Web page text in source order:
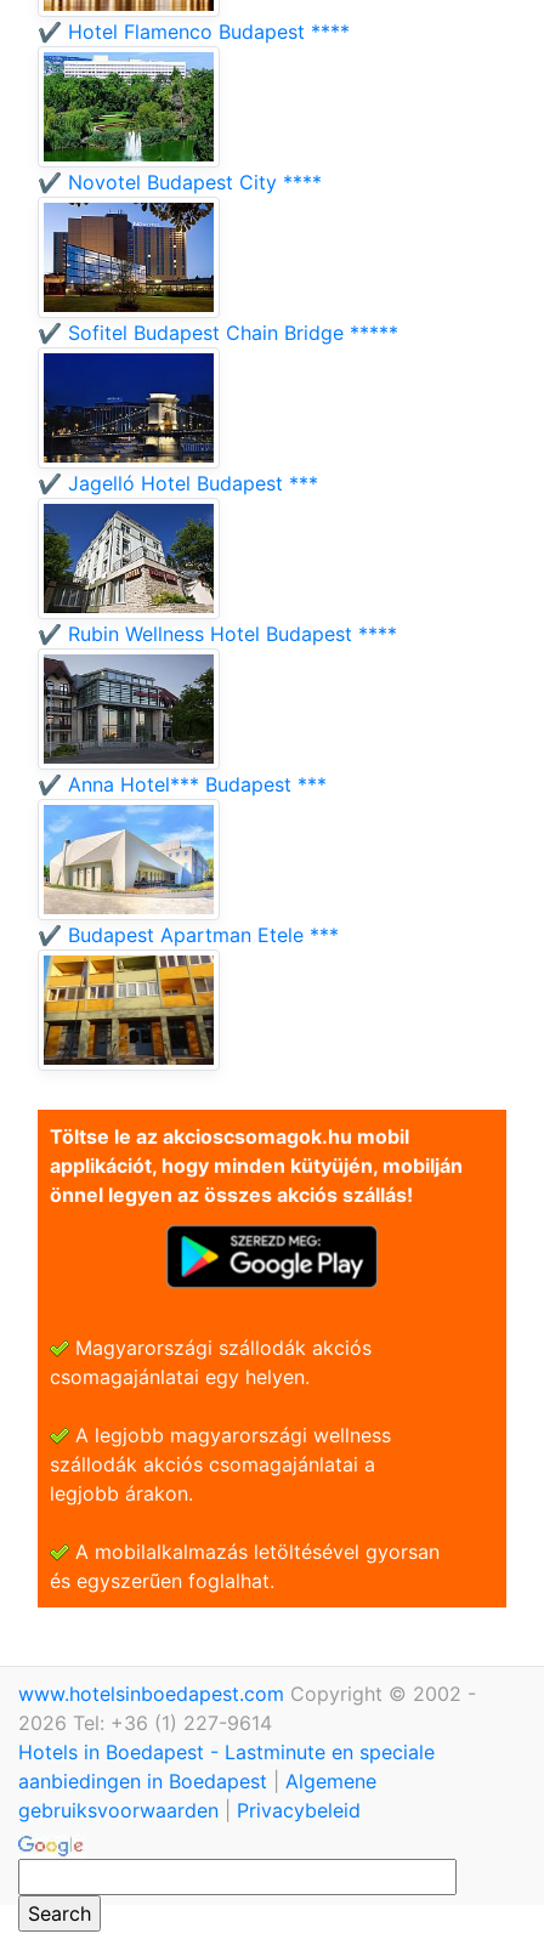
✔️ Hotel Flamenco Budapest ****
✔️ Novotel Budapest City ****
✔️ Sofitel Budapest Chain Bridge *****
✔️ Jagelló Hotel Budapest ***
✔️ Rubin Wellness Hotel Budapest ****
✔️ Anna Hotel*** Budapest ***
✔️ Budapest Apartman Etele ***
Töltse le az akcioscsomagok.hu mobil
applikációt, hogy minden kütyüjén, mobilján
önnel legyen az összes akciós szállás!
Magyarországi szállodák akciós
csomagajánlatai egy helyen.
A legjobb magyarországi wellness
szállodák akciós csomagajánlatai a
legjobb árakon.
A mobilalkalmazás letöltésével gyorsan
és egyszerũen foglalhat.
www.hotelsinboedapest.com Copyright © 2002 -
2026 Tel: +36 (1) 227-9614
Hotels in Boedapest - Lastminute en speciale
aanbiedingen in Boedapest
Algemene
gebruiksvoorwaarden
Privacybeleid